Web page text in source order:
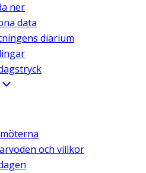
ner
data
diarium
och villkor